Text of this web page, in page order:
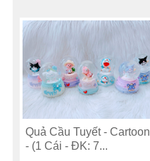
Quả Cầu Tuyết - Cartoon
- (1 Cái - ĐK: 7...